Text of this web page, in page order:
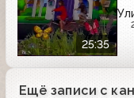
25:35
Ещё записи с